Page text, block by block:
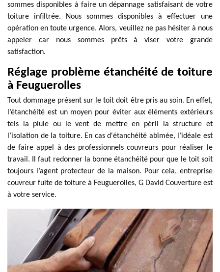
sommes disponibles à faire un dépannage satisfaisant de votre
toiture infiltrée. Nous sommes disponibles à effectuer une
opération en toute urgence. Alors, veuillez ne pas hésiter à nous
appeler car nous sommes prêts à viser votre grande
satisfaction.
Réglage problème étanchéité de toiture
à Feuguerolles
Tout dommage présent sur le toit doit être pris au soin. En effet,
l’étanchéité est un moyen pour éviter aux éléments extérieurs
tels la pluie ou le vent de mettre en péril la structure et
l’isolation de la toiture. En cas d'étanchéité abîmée, l’idéale est
de faire appel à des professionnels couvreurs pour réaliser le
travail. Il faut redonner la bonne étanchéité pour que le toit soit
toujours l’agent protecteur de la maison. Pour cela, entreprise
couvreur fuite de toiture à Feuguerolles, G David Couverture est
à votre service.